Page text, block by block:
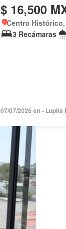
$ 16,500
Centro
3 Recámaras
07/07/2026 en -